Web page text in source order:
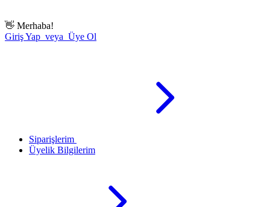
👋 Merhaba!
Giriş Yap veya Üye Ol
Siparişlerim
Üyelik Bilgilerim